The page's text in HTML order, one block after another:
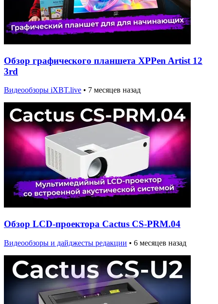
Обзор графического планшета XPPen Artist 12
3rd
Видеообзоры iXBT.live • 7 месяцев назад
Обзор LCD-проектора Cactus CS-PRM.04
Видеообзоры и дайджесты редакции • 6 месяцев назад